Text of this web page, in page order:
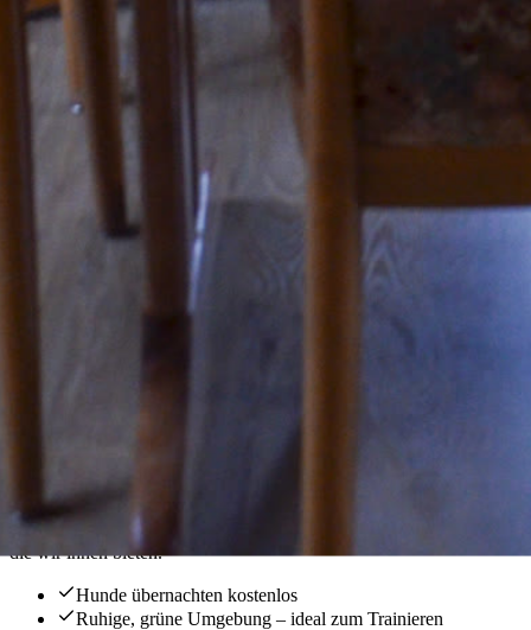
Renommierte Hundetrainerinnen und Hundetrainer aus ganz
Deutschland nutzen regelmäßig unsere Umgebung für ihre Seminare
und schätzen vor allem die individuellen Gestaltungsmöglichkeiten,
die wir ihnen bieten.
Hunde übernachten kostenlos
Ruhige, grüne Umgebung – ideal zum Trainieren